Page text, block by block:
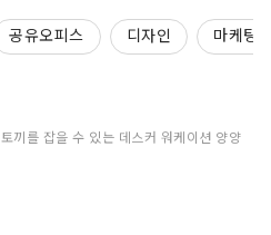
공유오피스 디자인 마케팅
끼를 잡을 수 있는 데스커 워케이션 양양